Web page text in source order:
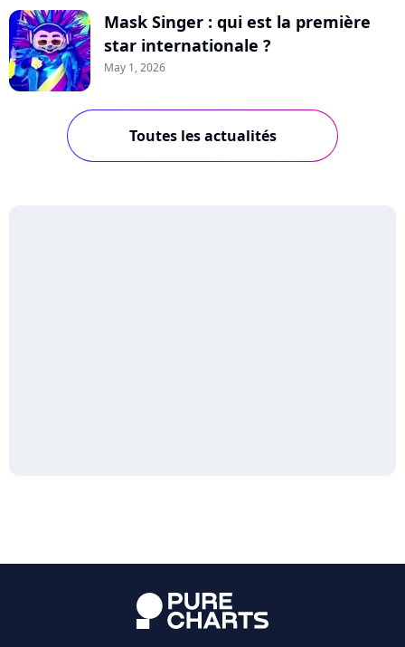
Mask Singer : qui est la première
star internationale ?
May 1, 2026
Toutes les actualités